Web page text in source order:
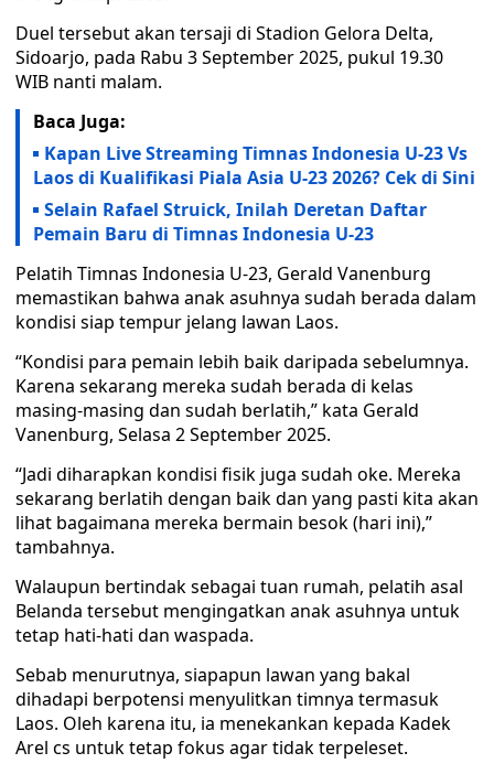
Duel tersebut akan tersaji di Stadion Gelora Delta,
Sidoarjo, pada Rabu 3 September 2025, pukul 19.30
WIB nanti malam.
Baca Juga:
Kapan Live Streaming Timnas Indonesia U-23 Vs
Laos di Kualifikasi Piala Asia U-23 2026? Cek di Sini
Selain Rafael Struick, Inilah Deretan Daftar
Pemain Baru di Timnas Indonesia U-23
Pelatih Timnas Indonesia U-23, Gerald Vanenburg
memastikan bahwa anak asuhnya sudah berada dalam
kondisi siap tempur jelang lawan Laos.
“Kondisi para pemain lebih baik daripada sebelumnya.
Karena sekarang mereka sudah berada di kelas
masing-masing dan sudah berlatih,” kata Gerald
Vanenburg, Selasa 2 September 2025.
“Jadi diharapkan kondisi fisik juga sudah oke. Mereka
sekarang berlatih dengan baik dan yang pasti kita akan
lihat bagaimana mereka bermain besok (hari ini),”
tambahnya.
Walaupun bertindak sebagai tuan rumah, pelatih asal
Belanda tersebut mengingatkan anak asuhnya untuk
tetap hati-hati dan waspada.
Sebab menurutnya, siapapun lawan yang bakal
dihadapi berpotensi menyulitkan timnya termasuk
Laos. Oleh karena itu, ia menekankan kepada Kadek
Arel cs untuk tetap fokus agar tidak terpeleset.